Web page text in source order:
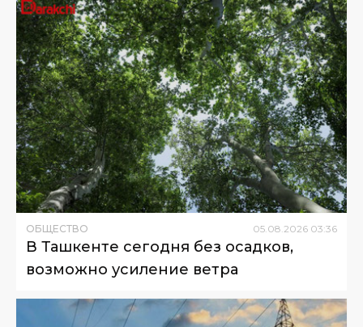
ОБЩЕСТВО 05.08.2026 03:36
В Ташкенте сегодня без осадков,
возможно усиление ветра